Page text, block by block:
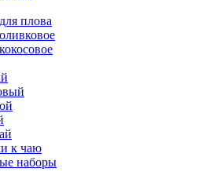
плова
к чаю
наборы